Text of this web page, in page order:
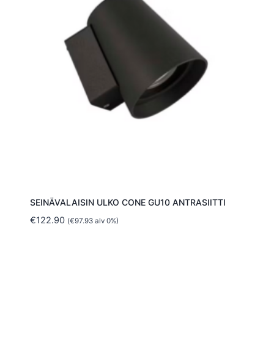
SEINÄVALAISIN ULKO CONE GU10 ANTRASIITTI
€122.90 (€97.93alv 0%)